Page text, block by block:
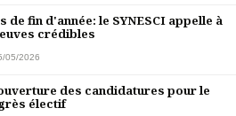
de fin d'année: le SYNESCI appelle à
crédibles
05/2026
des candidatures pour le
électif